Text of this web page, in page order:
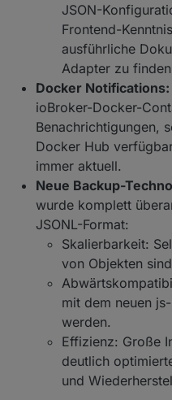
JSON-
Frontend-
ausführliche
Adapter zu
Docker Notifications:
ioBroker-Docker-
Benachrichtigungen,
Docker Hub
immer aktuell.
Neue Backup-
wurde komplett
JSONL-Format:
Skalierbarkeit:
von Objekten
mit dem neuen
werden.
Effizienz: Große
deutlich
und